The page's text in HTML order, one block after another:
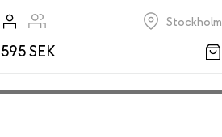
Stockholm
595 SEK